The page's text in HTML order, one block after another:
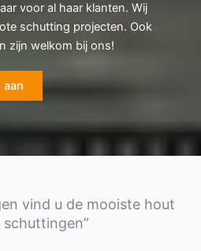
voor al haar klanten. Wij
schutting projecten. Ook
zijn welkom bij ons!
vind u de mooiste hout